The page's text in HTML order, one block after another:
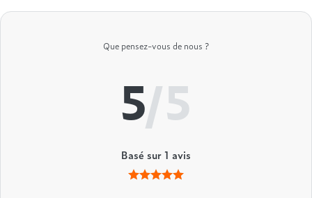
Treca
Que pensez-vous de nous ?
5/5
Basé sur1 avis